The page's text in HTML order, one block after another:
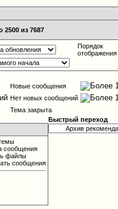
2500 из 7687
Порядок
отображения
Новые сообщения
Нет новых сообщений
Тема закрыта
сообщения
файлы
сообщения
Быстрый переход